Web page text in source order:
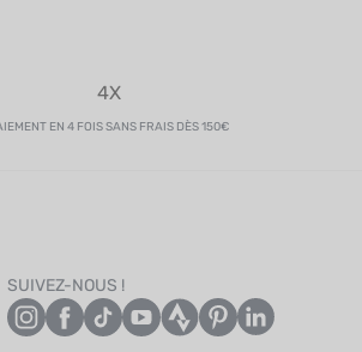
4X
EN 4 FOIS SANS FRAIS DÈS 150€
SUIVEZ-NOUS !